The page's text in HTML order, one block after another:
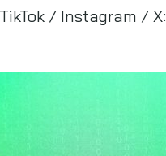
/ Instagram / X: